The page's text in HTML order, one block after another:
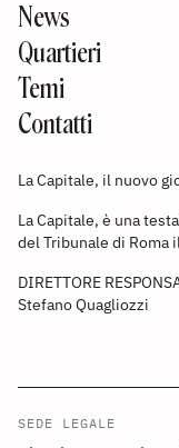
News
Quartieri
Temi
Contatti
La Capitale, il nuovo
La Capitale, è una
del Tribunale di Roma
DIRETTORE
Stefano Quagliozzi
SEDE LEGALE